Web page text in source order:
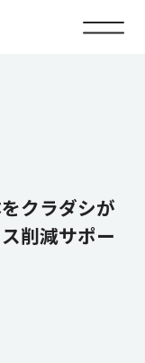
クラダシが
削減サポー